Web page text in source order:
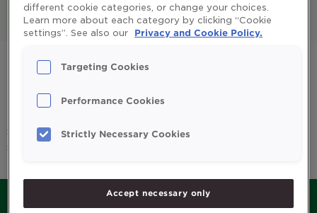
All Enfants et parents
Huile de foie de morue
Système immunitaire
Sorry, we couldn't find any posts. Please try a different
search.
different cookie categories, or change your choices.
Learn more about each category by clicking “Cookie
settings”. See also our
Privacy and Cookie Policy.
Targeting Cookies
Performance Cookies
Strictly Necessary Cookies
Accept necessary only